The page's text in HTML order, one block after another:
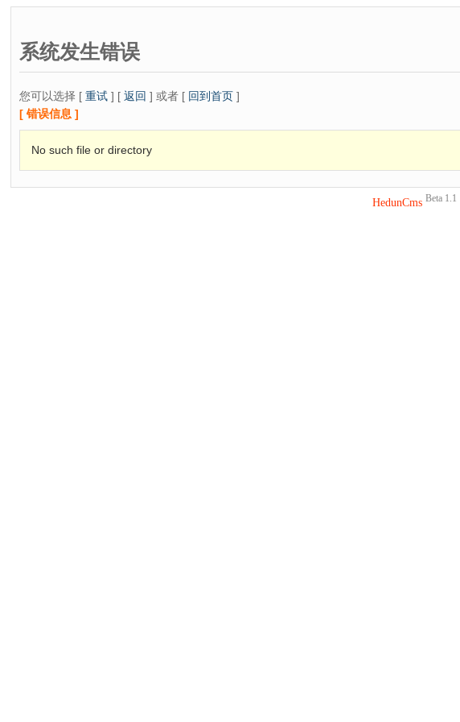
系统发生错误
您可以选择 [ 重试 ] [ 返回 ] 或者 [ 回到首页 ]
[ 错误信息 ]
No such file or directory
HedunCms Beta 1.1